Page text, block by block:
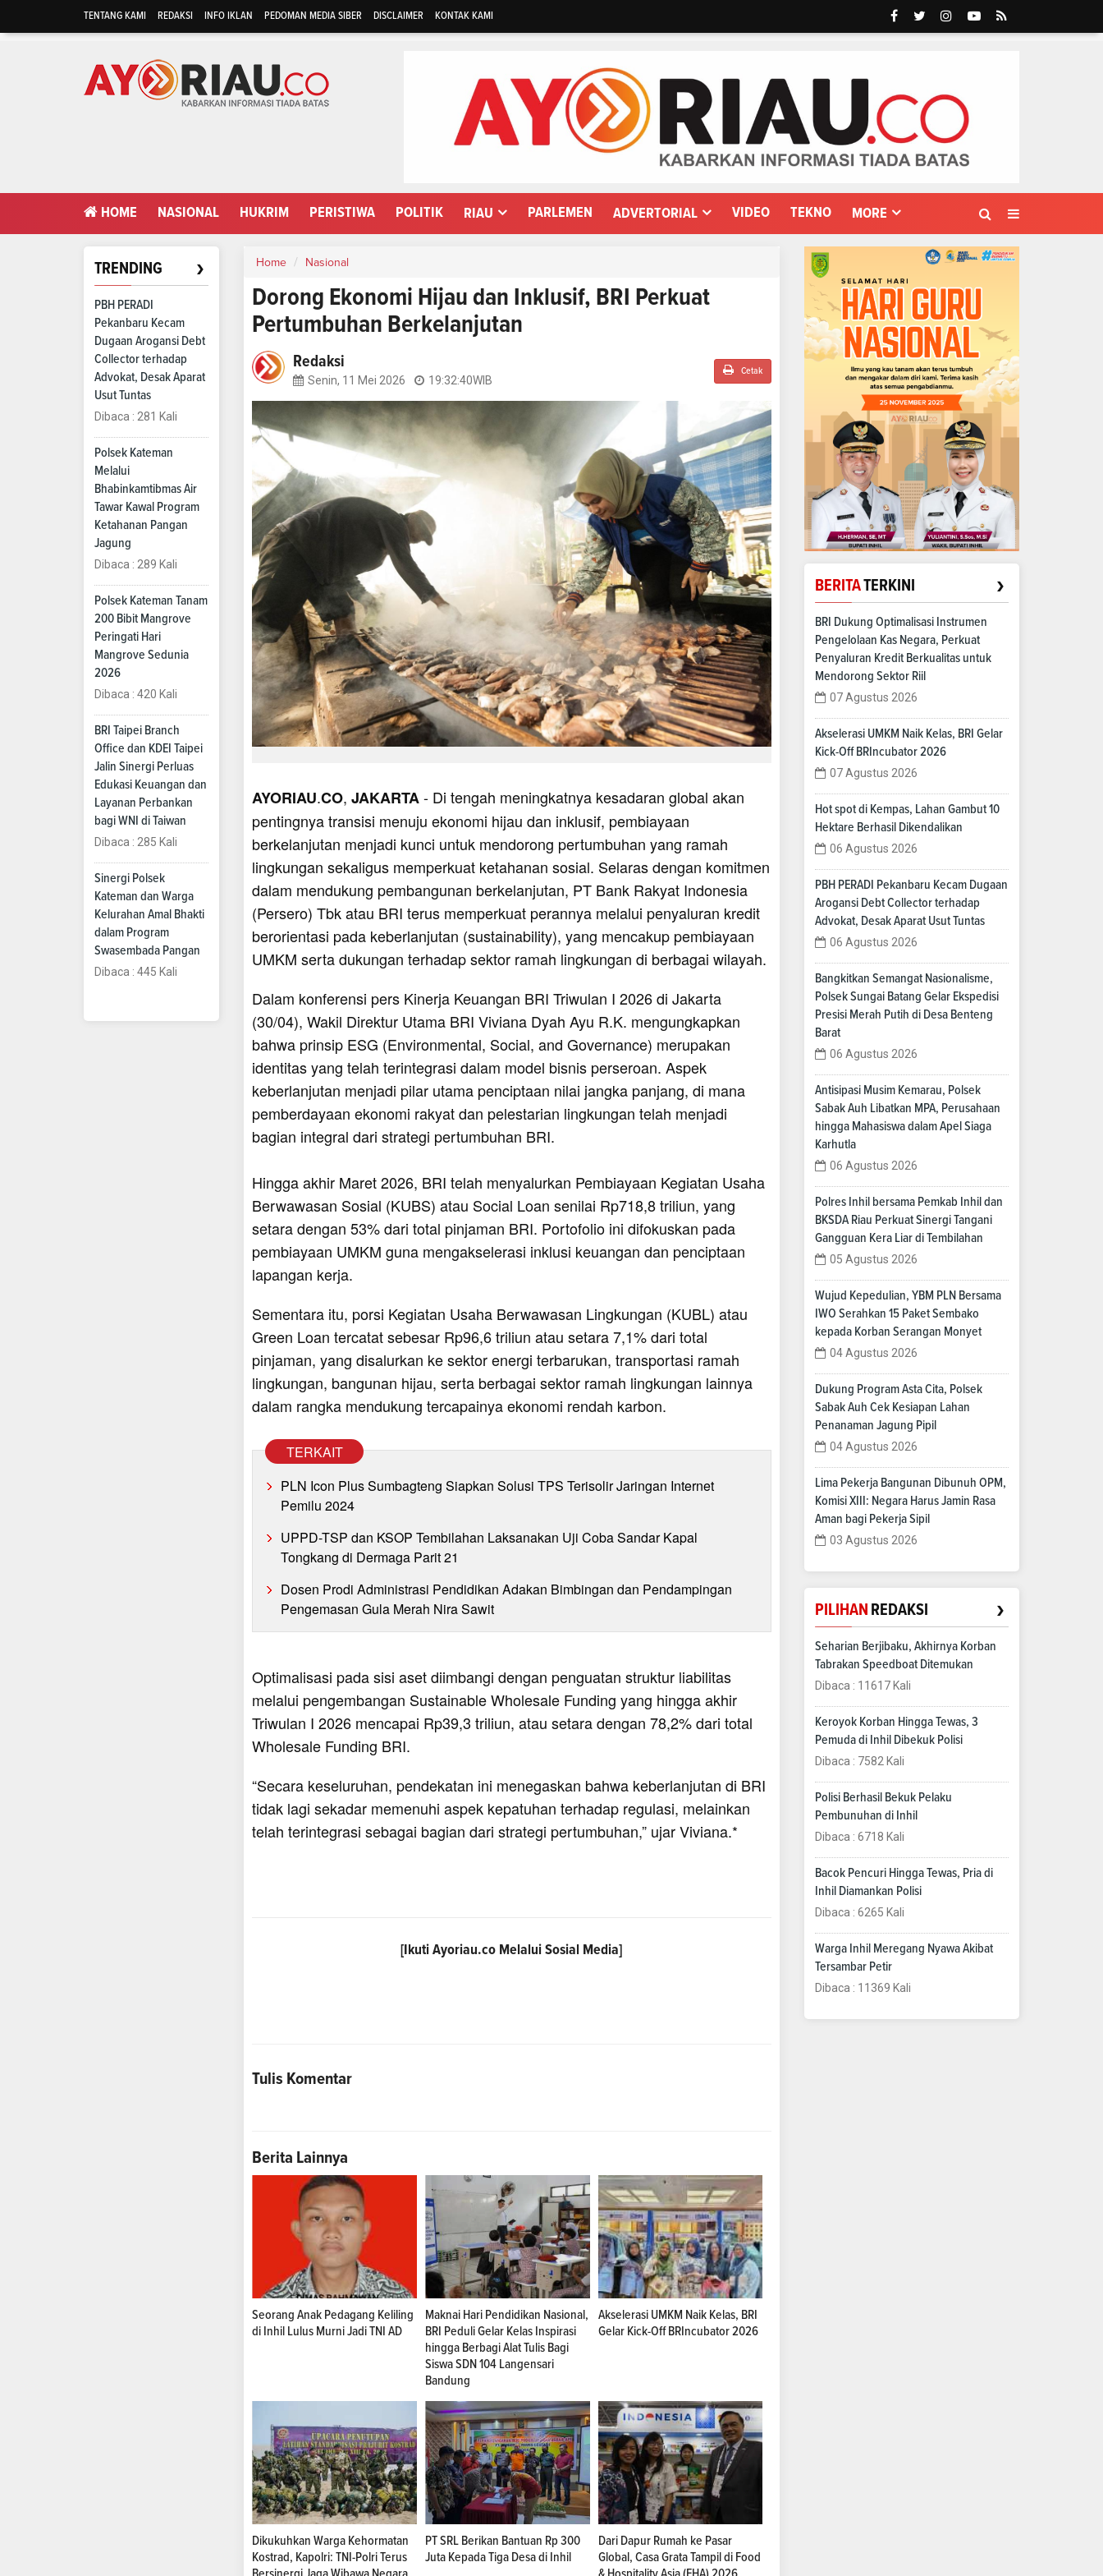
TENTANG KAMI REDAKSI INFO IKLAN PEDOMAN MEDIA SIBER DISCLAIMER KONTAK KAMI
HOME NASIONAL HUKRIM PERISTIWA POLITIK RIAU PARLEMEN ADVERTORIAL VIDEO TEKNO MORE
TRENDING ›
PBH PERADI
Pekanbaru Kecam
Dugaan Arogansi Debt
Collector terhadap
Advokat, Desak Aparat
Usut Tuntas
Dibaca : 281 Kali
Polsek Kateman
Melalui
Bhabinkamtibmas Air
Tawar Kawal Program
Ketahanan Pangan
Jagung
Dibaca : 289 Kali
Polsek Kateman Tanam
200 Bibit Mangrove
Peringati Hari
Mangrove Sedunia
2026
Dibaca : 420 Kali
BRI Taipei Branch
Office dan KDEI Taipei
Jalin Sinergi Perluas
Edukasi Keuangan dan
Layanan Perbankan
bagi WNI di Taiwan
Dibaca : 285 Kali
Sinergi Polsek
Kateman dan Warga
Kelurahan Amal Bhakti
dalam Program
Swasembada Pangan
Dibaca : 445 Kali
Home Nasional
Dorong Ekonomi Hijau dan Inklusif, BRI Perkuat
Pertumbuhan Berkelanjutan
Redaksi
Senin, 11 Mei 2026 19:32:40WIB
Cetak
AYORIAU.CO, JAKARTA- Di tengah meningkatnya kesadaran global akan
pentingnya transisi menuju ekonomi hijau dan inklusif, pembiayaan
berkelanjutan menjadi kunci untuk mendorong pertumbuhan yang ramah
lingkungan sekaligus memperkuat ketahanan sosial. Selaras dengan komitmen
dalam mendukung pembangunan berkelanjutan, PT Bank Rakyat Indonesia
(Persero) Tbk atau BRI terus memperkuat perannya melalui penyaluran kredit
berorientasi pada keberlanjutan (sustainability), yang mencakup pembiayaan
UMKM serta dukungan terhadap sektor ramah lingkungan di berbagai wilayah.
Dalam konferensi pers Kinerja Keuangan BRI Triwulan I 2026 di Jakarta
(30/04), Wakil Direktur Utama BRI Viviana Dyah Ayu R.K. mengungkapkan
bahwa prinsip ESG (Environmental, Social, and Governance) merupakan
identitas yang telah terintegrasi dalam model bisnis perseroan. Aspek
keberlanjutan menjadi pilar utama penciptaan nilai jangka panjang, di mana
pemberdayaan ekonomi rakyat dan pelestarian lingkungan telah menjadi
bagian integral dari strategi pertumbuhan BRI.
Hingga akhir Maret 2026, BRI telah menyalurkan Pembiayaan Kegiatan Usaha
Berwawasan Sosial (KUBS) atau Social Loan senilai Rp718,8 triliun, yang
setara dengan 53% dari total pinjaman BRI. Portofolio ini difokuskan pada
pembiayaan UMKM guna mengakselerasi inklusi keuangan dan penciptaan
lapangan kerja.
Sementara itu, porsi Kegiatan Usaha Berwawasan Lingkungan (KUBL) atau
Green Loan tercatat sebesar Rp96,6 triliun atau setara 7,1% dari total
pinjaman, yang disalurkan ke sektor energi terbarukan, transportasi ramah
lingkungan, bangunan hijau, serta berbagai sektor ramah lingkungan lainnya
dalam rangka mendukung tercapainya ekonomi rendah karbon.
TERKAIT
PLN Icon Plus Sumbagteng Siapkan Solusi TPS Terisolir Jaringan Internet
Pemilu 2024
UPPD-TSP dan KSOP Tembilahan Laksanakan Uji Coba Sandar Kapal
Tongkang di Dermaga Parit 21
Dosen Prodi Administrasi Pendidikan Adakan Bimbingan dan Pendampingan
Pengemasan Gula Merah Nira Sawit
Optimalisasi pada sisi aset diimbangi dengan penguatan struktur liabilitas
melalui pengembangan Sustainable Wholesale Funding yang hingga akhir
Triwulan I 2026 mencapai Rp39,3 triliun, atau setara dengan 78,2% dari total
Wholesale Funding BRI.
“Secara keseluruhan, pendekatan ini menegaskan bahwa keberlanjutan di BRI
tidak lagi sekadar memenuhi aspek kepatuhan terhadap regulasi, melainkan
telah terintegrasi sebagai bagian dari strategi pertumbuhan,” ujar Viviana.*
[IkutiAyoriau.co Melalui Sosial Media]
Tulis Komentar
Berita Lainnya
Seorang Anak Pedagang Keliling
di Inhil Lulus Murni Jadi TNI AD
Maknai Hari Pendidikan Nasional,
BRI Peduli Gelar Kelas Inspirasi
hingga Berbagi Alat Tulis Bagi
Siswa SDN 104 Langensari
Bandung
Akselerasi UMKM Naik Kelas, BRI
Gelar Kick-Off BRIncubator 2026
Dikukuhkan Warga Kehormatan
Kostrad, Kapolri: TNI-Polri Terus
PT SRL Berikan Bantuan Rp 300
Juta Kepada Tiga Desa di Inhil
Dari Dapur Rumah ke Pasar
Global, Casa Grata Tampil di Food
BERITATERKINI ›
BRI Dukung Optimalisasi Instrumen
Pengelolaan Kas Negara, Perkuat
Penyaluran Kredit Berkualitas untuk
Mendorong Sektor Riil
07 Agustus 2026
Akselerasi UMKM Naik Kelas, BRI Gelar
Kick-Off BRIncubator 2026
07 Agustus 2026
Hot spot di Kempas, Lahan Gambut 10
Hektare Berhasil Dikendalikan
06 Agustus 2026
PBH PERADI Pekanbaru Kecam Dugaan
Arogansi Debt Collector terhadap
Advokat, Desak Aparat Usut Tuntas
06 Agustus 2026
Bangkitkan Semangat Nasionalisme,
Polsek Sungai Batang Gelar Ekspedisi
Presisi Merah Putih di Desa Benteng
Barat
06 Agustus 2026
Antisipasi Musim Kemarau, Polsek
Sabak Auh Libatkan MPA, Perusahaan
hingga Mahasiswa dalam Apel Siaga
Karhutla
06 Agustus 2026
Polres Inhil bersama Pemkab Inhil dan
BKSDA Riau Perkuat Sinergi Tangani
Gangguan Kera Liar di Tembilahan
05 Agustus 2026
Wujud Kepedulian, YBM PLN Bersama
IWO Serahkan 15 Paket Sembako
kepada Korban Serangan Monyet
04 Agustus 2026
Dukung Program Asta Cita, Polsek
Sabak Auh Cek Kesiapan Lahan
Penanaman Jagung Pipil
04 Agustus 2026
Lima Pekerja Bangunan Dibunuh OPM,
Komisi XIII: Negara Harus Jamin Rasa
Aman bagi Pekerja Sipil
03 Agustus 2026
PILIHAN REDAKSI ›
Seharian Berjibaku, Akhirnya Korban
Tabrakan Speedboat Ditemukan
Dibaca : 11617 Kali
Keroyok Korban Hingga Tewas, 3
Pemuda di Inhil Dibekuk Polisi
Dibaca : 7582 Kali
Polisi Berhasil Bekuk Pelaku
Pembunuhan di Inhil
Dibaca : 6718 Kali
Bacok Pencuri Hingga Tewas, Pria di
Inhil Diamankan Polisi
Dibaca : 6265 Kali
Warga Inhil Meregang Nyawa Akibat
Tersambar Petir
Dibaca : 11369 Kali